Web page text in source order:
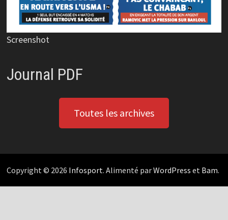
Screenshot
Journal PDF
Toutes les archives
Copyright © 2026 Infosport. Alimenté parWordPress et Bam.